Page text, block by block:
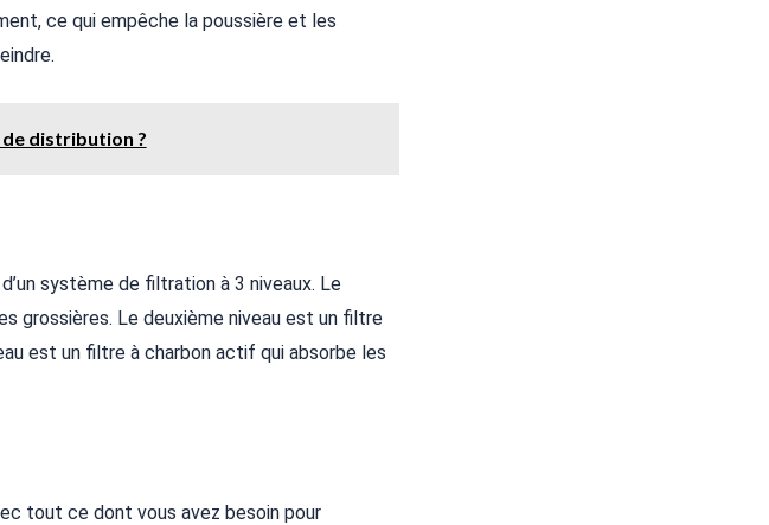
ce qui empêche la poussière et les
de distribution ?
système de filtration à 3 niveaux. Le
grossières. Le deuxième niveau est un filtre
est un filtre à charbon actif qui absorbe les
tout ce dont vous avez besoin pour